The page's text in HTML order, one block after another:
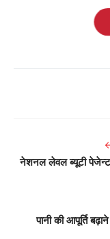
नेशनल लेवल ब्यूटी
पानी की आपूर्ति